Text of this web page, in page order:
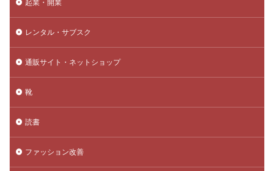
起業・開業
レンタル・サブスク
通販サイト・ネットショップ
靴
読書
ファッション改善